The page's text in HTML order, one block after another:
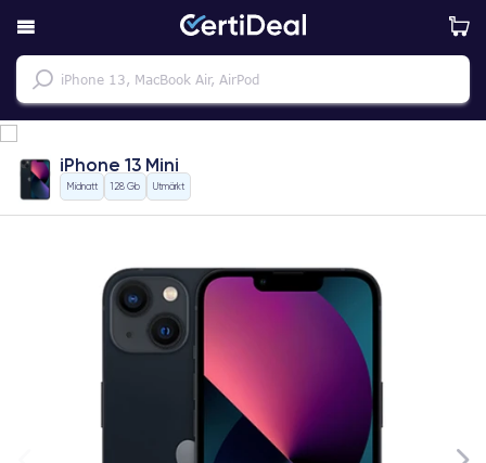
iPhone 13 Mini
Midnatt 128 Gb Utmärkt